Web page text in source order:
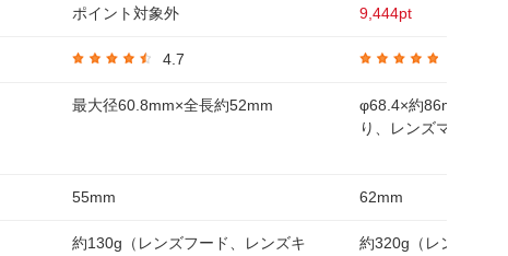
ポイント対象外
4.7
最大径60.8mm×全長約52mm
55mm
約130g（レンズフード、レンズキ
9,444pt
φ68.4×約86mm（※
り、レンズマウント
62mm
約320g（レンズフー